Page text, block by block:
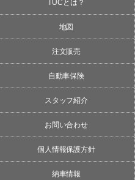
TUCとは？
地図
注文販売
自動車保険
スタッフ紹介
お問い合わせ
個人情報保護方針
納車情報